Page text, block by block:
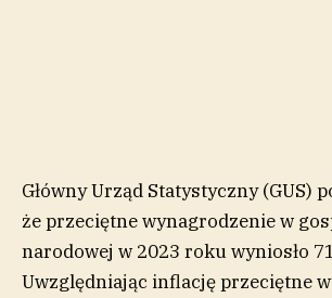
Główny Urząd Statystyczny (GUS)
że przeciętne wynagrodzenie w
narodowej w 2023 roku wyniosło
Uwzględniając inflację przeciętne